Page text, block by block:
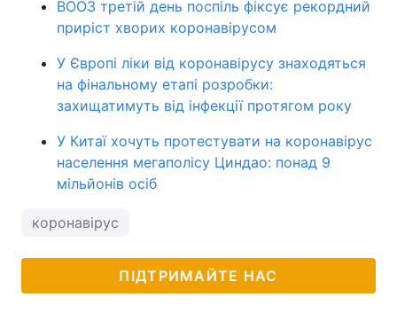
ВООЗ третій день поспіль фіксує рекордний
приріст хворих коронавірусом
У Європі ліки від коронавірусу знаходяться
на фінальному етапі розробки:
захищатимуть від інфекції протягом року
У Китаї хочуть протестувати на коронавірус
населення мегаполісу Циндао: понад 9
мільйонів осіб
коронавірус
ПІДТРИМАЙТЕ НАС